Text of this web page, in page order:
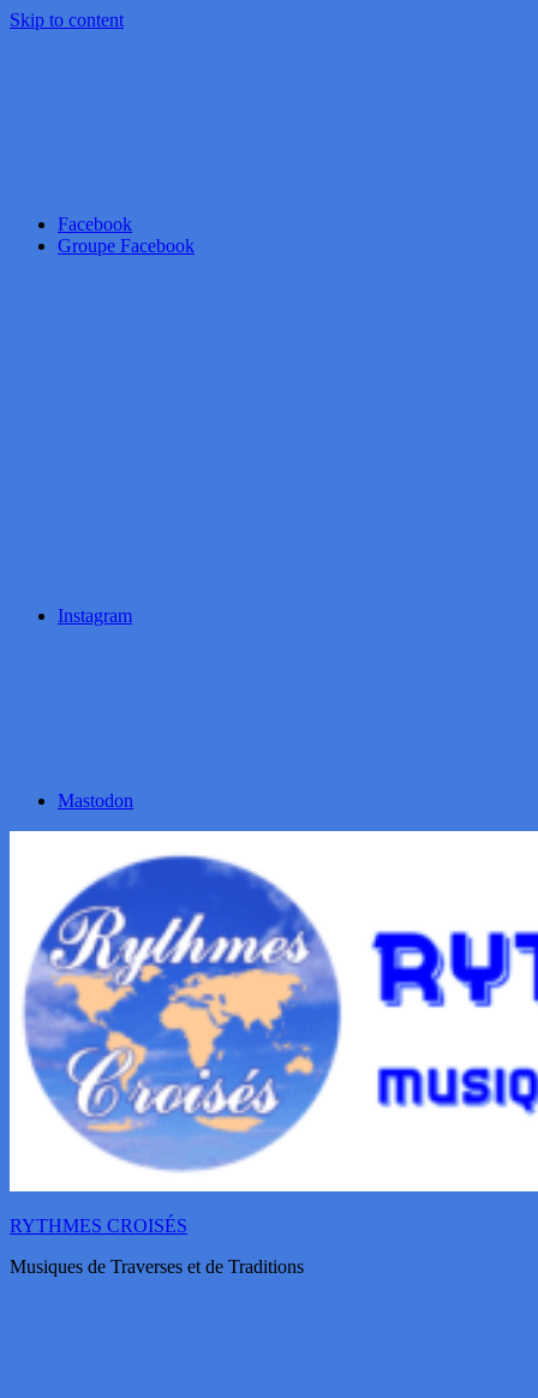
Skip to content
Facebook
Groupe Facebook
Instagram
Mastodon
RYTHMES CROISÉS
Musiques de Traverses et de Traditions